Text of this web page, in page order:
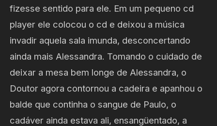
fizesse sentido para ele. Em um pequeno cd
player ele colocou o cd e deixou a música
invadir aquela sala imunda, desconcertando
ainda mais Alessandra. Tomando o cuidado de
deixar a mesa bem longe de Alessandra, o
Doutor agora contornou a cadeira e apanhou o
balde que continha o sangue de Paulo, o
cadáver ainda estava ali, ensangüentado, a